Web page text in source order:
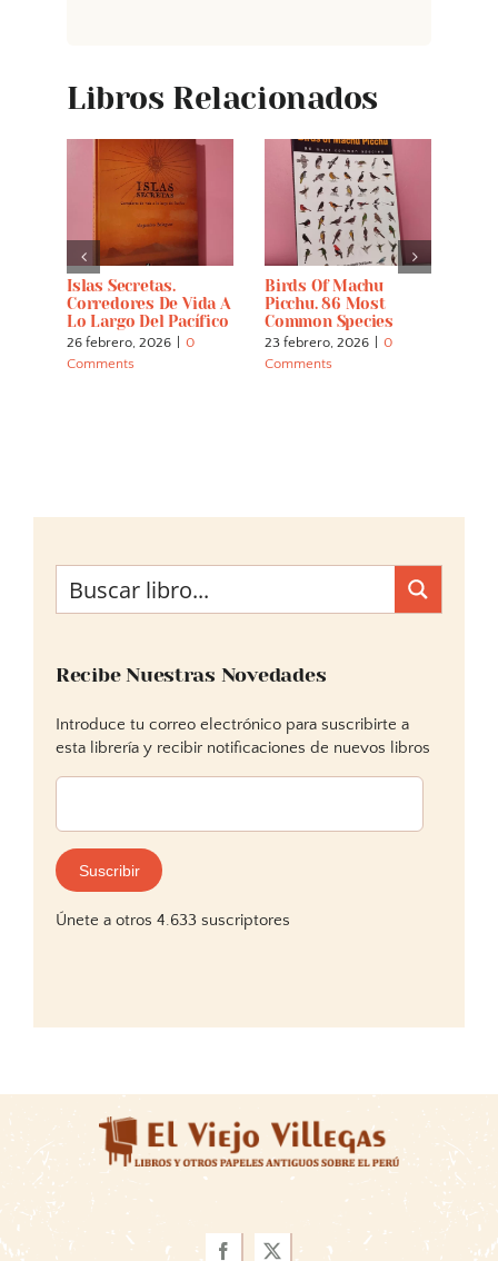
Libros Relacionados
Islas Secretas.
Corredores De Vida A
Lo Largo Del Pacífico
26 febrero, 2026
0
Comments
Birds Of Machu
Picchu. 86 Most
Common Species
23 febrero, 2026
0
Comments
Recibe Nuestras Novedades
Introduce tu correo electrónico para suscribirte a
esta librería y recibir notificaciones de nuevos libros
Dirección
correo
electrónico:
Suscribir
Únete a otros 4.633 suscriptores